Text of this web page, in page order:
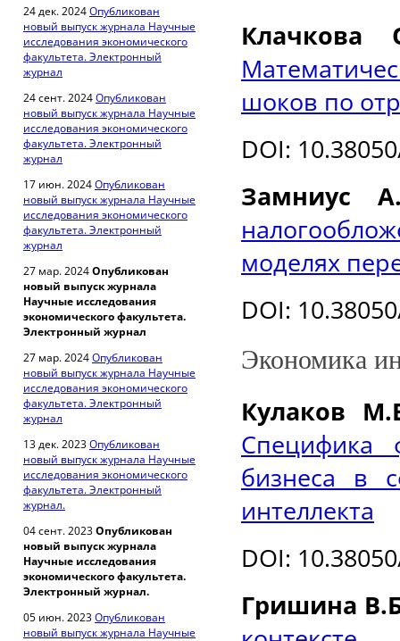
24 дек. 2024Опубликован
новый выпуск журнала Научные
исследования экономического
факультета. Электронный
журнал
24 сент. 2024Опубликован
новый выпуск журнала Научные
исследования экономического
факультета. Электронный
журнал
17 июн. 2024Опубликован
новый выпуск журнала Научные
исследования экономического
факультета. Электронный
журнал
27 мар. 2024Опубликован
новый выпуск журнала
Научные исследования
экономического факультета.
Электронный журнал
27 мар. 2024Опубликован
новый выпуск журнала Научные
исследования экономического
факультета. Электронный
журнал
13 дек. 2023Опубликован
новый выпуск журнала Научные
исследования экономического
факультета. Электронный
журнал.
04 сент. 2023Опубликован
новый выпуск журнала
Научные исследования
экономического факультета.
Электронный журнал.
05 июн. 2023Опубликован
новый выпуск журнала Научные
шоков по
DOI:
Замниус
моделях
DOI:
Экономика
Кулаков
Специфика
бизнеса в
интеллекта
DOI:
Гришина